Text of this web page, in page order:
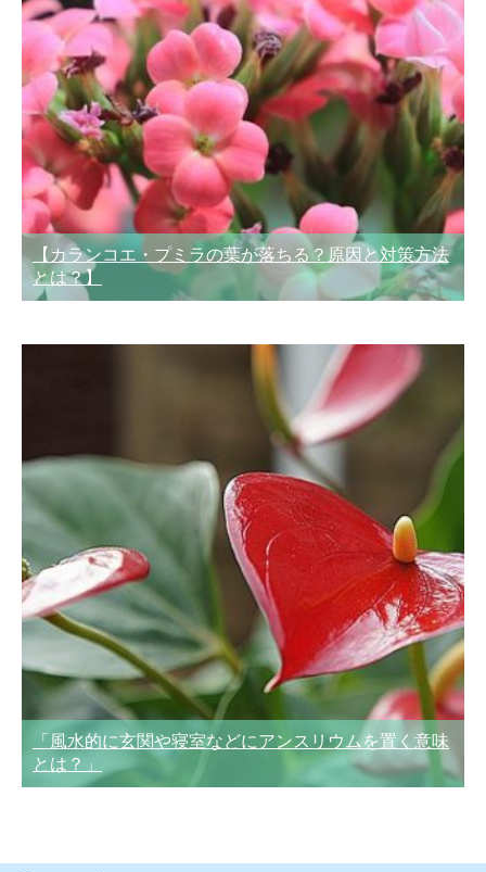
【カランコエ・プミラの葉が落ちる？原因と対策方法
とは？】
「風水的に玄関や寝室などにアンスリウムを置く意味
とは？」